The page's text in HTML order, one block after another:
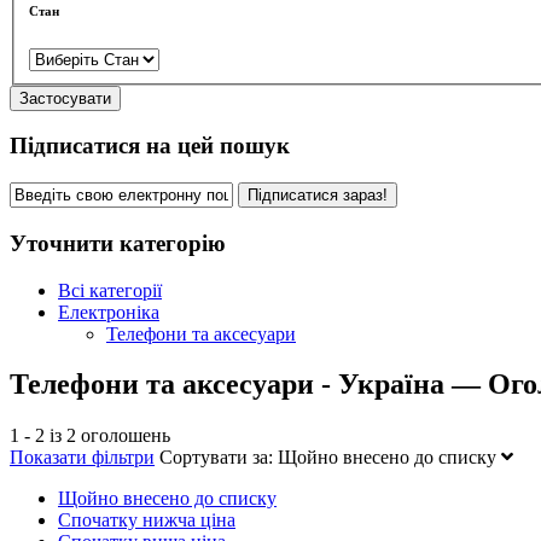
Стан
Застосувати
Підписатися на цей пошук
Підписатися зараз!
Уточнити категорію
Всі категорії
Електроніка
Телефони та аксесуари
Телефони та аксесуари - Україна —
1 - 2 із 2 оголошень
Показати фільтри Сортувати за: Щойно внесено до списку
Щойно внесено до списку
Спочатку нижча ціна